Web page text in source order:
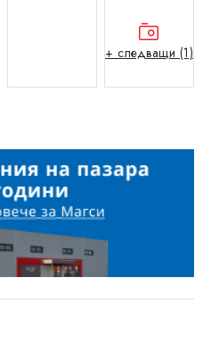
+ следващи (1)